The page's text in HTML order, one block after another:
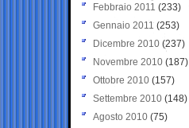
Febbraio 2011 (233)
Gennaio 2011 (253)
Dicembre 2010 (237)
Novembre 2010 (187)
Ottobre 2010 (157)
Settembre 2010 (148)
Agosto 2010 (75)